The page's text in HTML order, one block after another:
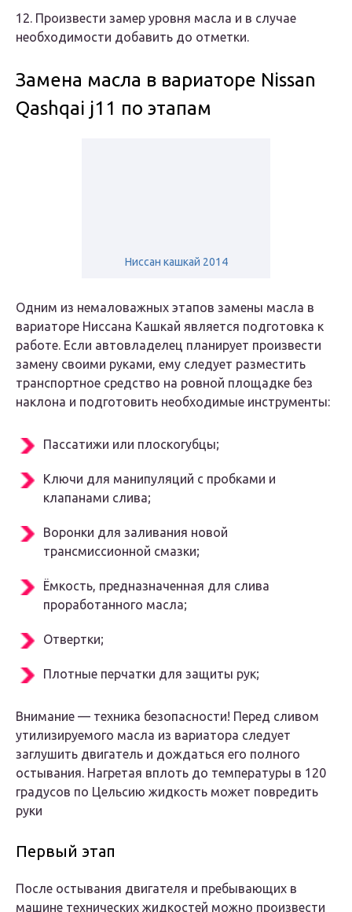
12. Произвести замер уровня масла и в случае
необходимости добавить до отметки.
Замена масла в вариаторе Nissan
Qashqai j11 по этапам
Ниссан кашкай 2014
Одним из немаловажных этапов замены масла в
вариаторе Ниссана Кашкай является подготовка к
работе. Если автовладелец планирует произвести
замену своими руками, ему следует разместить
транспортное средство на ровной площадке без
наклона и подготовить необходимые инструменты:
Пассатижи или плоскогубцы;
Ключи для манипуляций с пробками и
клапанами слива;
Воронки для заливания новой
трансмиссионной смазки;
Ёмкость, предназначенная для слива
проработанного масла;
Отвертки;
Плотные перчатки для защиты рук;
Внимание — техника безопасности! Перед сливом
утилизируемого масла из вариатора следует
заглушить двигатель и дождаться его полного
остывания. Нагретая вплоть до температуры в 120
градусов по Цельсию жидкость может повредить
руки
Первый этап
После остывания двигателя и пребывающих в
машине технических жидкостей можно произвести